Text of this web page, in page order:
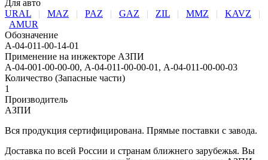
Для авто
URAL
| MAZ | PAZ | GAZ | ZIL | MMZ | KAVZ
|
AMUR
Обозначение
A-04-011-00-14-01
Применение на инжекторе АЗПИ
А-04-001-00-00-00, А-04-011-00-00-01, А-04-011-00-00-03
Количество (Запасные части)
1
Производитель
АЗПИ
Вся продукция сертифицирована. Прямые поставки с завода.
Доставка по всей России и странам ближнего зарубежья. Вы